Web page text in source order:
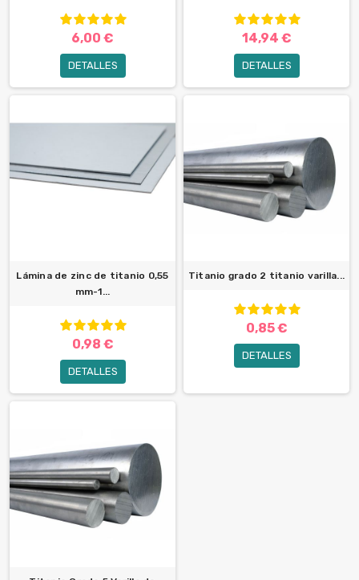
6,00 €
DETALLES
14,94 €
DETALLES
Lámina de zinc de titanio 0,55
mm-1...
0,98 €
DETALLES
Titanio grado 2 titanio varilla...
0,85 €
DETALLES